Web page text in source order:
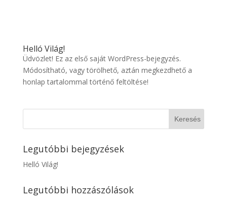
Helló Világ!
Üdvözlet! Ez az első saját WordPress-bejegyzés.
Módosítható, vagy törölhető, aztán megkezdhető a
honlap tartalommal történő feltöltése!
Legutóbbi bejegyzések
Helló Világ!
Legutóbbi hozzászólások